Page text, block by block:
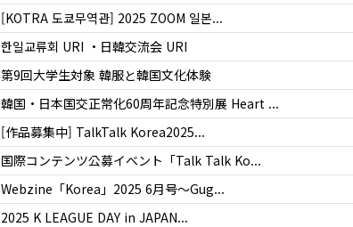
[KOTRA 도쿄무역관] 2025 ZOOM 일본...
한일교류회 URI ・日韓交流会 URI
第9回大学生対象 韓服と韓国文化体験
韓国・日本国交正常化60周年記念特別展 Heart ...
[作品募集中] TalkTalk Korea2025...
国際コンテンツ公募イベント「Talk Talk Ko...
Webzine「Korea」2025 6月号～Gug...
2025 K LEAGUE DAY in JAPAN...